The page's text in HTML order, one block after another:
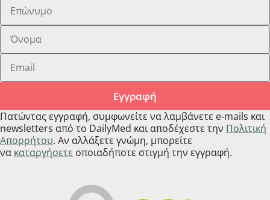
Εγγραφή
Πατώντας εγγραφή, συμφωνείτε να λαμβάνετε e-mails και
newsletters από το DailyMed και αποδέχεστε την Πολιτική
Απορρήτου. Αν αλλάξετε γνώμη, μπορείτε
να καταργήσετε οποιαδήποτε στιγμή την εγγραφή.